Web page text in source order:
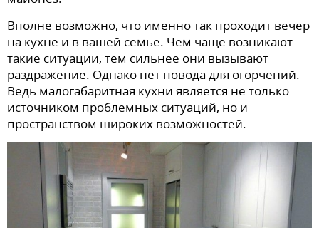
Вполне возможно, что именно так проходит вечер
на кухне и в вашей семье. Чем чаще возникают
такие ситуации, тем сильнее они вызывают
раздражение. Однако нет повода для огорчений.
Ведь малогабаритная кухни является не только
источником проблемных ситуаций, но и
пространством широких возможностей.